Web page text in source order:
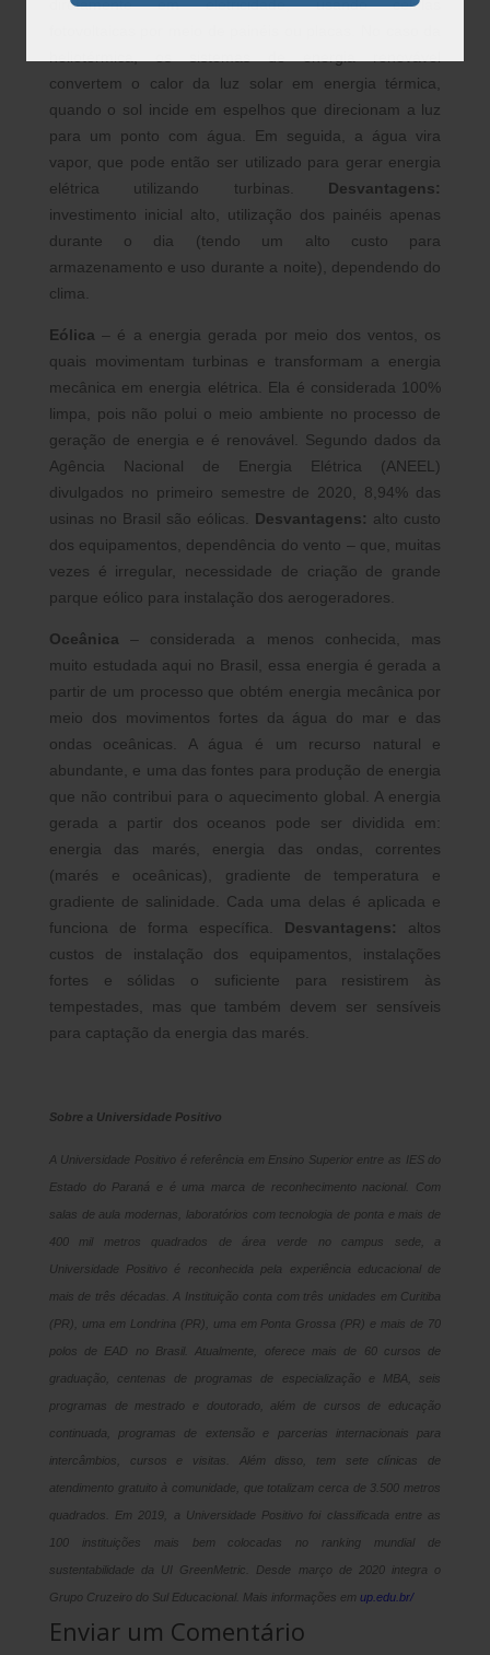
diretamente em eletricidade, usando células
convertem o calor da luz solar em energia térmica,
quando o sol incide em espelhos que direcionam a luz
para um ponto com água. Em seguida, a água vira
vapor, que pode então ser utilizado para gerar energia
elétrica utilizando turbinas. Desvantagens:
investimento inicial alto, utilização dos painéis apenas
durante o dia (tendo um alto custo para
armazenamento e uso durante a noite), dependendo do
clima.
Eólica – é a energia gerada por meio dos ventos, os
quais movimentam turbinas e transformam a energia
mecânica em energia elétrica. Ela é considerada 100%
limpa, pois não polui o meio ambiente no processo de
geração de energia e é renovável. Segundo dados da
Agência Nacional de Energia Elétrica (ANEEL)
divulgados no primeiro semestre de 2020, 8,94% das
usinas no Brasil são eólicas. Desvantagens: alto custo
dos equipamentos, dependência do vento – que, muitas
vezes é irregular, necessidade de criação de grande
parque eólico para instalação dos aerogeradores.
Oceânica – considerada a menos conhecida, mas
muito estudada aqui no Brasil, essa energia é gerada a
partir de um processo que obtém energia mecânica por
meio dos movimentos fortes da água do mar e das
ondas oceânicas. A água é um recurso natural e
abundante, e uma das fontes para produção de energia
que não contribui para o aquecimento global. A energia
gerada a partir dos oceanos pode ser dividida em:
energia das marés, energia das ondas, correntes
(marés e oceânicas), gradiente de temperatura e
gradiente de salinidade. Cada uma delas é aplicada e
funciona de forma específica. Desvantagens:
altos
custos de instalação dos equipamentos, instalações
fortes e sólidas o suficiente para resistirem às
tempestades, mas que também devem ser sensíveis
para captação da energia das marés.
Sobre a Universidade Positivo
A Universidade Positivo é referência em Ensino Superior entre as IES do
Estado do Paraná e é uma marca de reconhecimento nacional. Com
salas de aula modernas, laboratórios com tecnologia de ponta e mais de
400 mil metros quadrados de área verde no campus sede, a
Universidade Positivo é reconhecida pela experiência educacional de
mais de três décadas. A Instituição conta com três unidades em Curitiba
(PR), uma em Londrina (PR), uma em Ponta Grossa (PR) e mais de 70
polos de EAD no Brasil. Atualmente, oferece mais de 60 cursos de
graduação, centenas de programas de especialização e MBA, seis
programas de mestrado e doutorado, além de cursos de educação
continuada, programas de extensão e parcerias internacionais para
intercâmbios, cursos e visitas. Além disso, tem sete clínicas de
atendimento gratuito à comunidade, que totalizam cerca de 3.500 metros
quadrados. Em 2019, a Universidade Positivo foi classificada entre as
100 instituições mais bem colocadas no ranking mundial de
sustentabilidade da UI GreenMetric. Desde março de 2020 integra o
Grupo Cruzeiro do Sul Educacional. Mais informações em up.edu.br/
Enviar um Comentário